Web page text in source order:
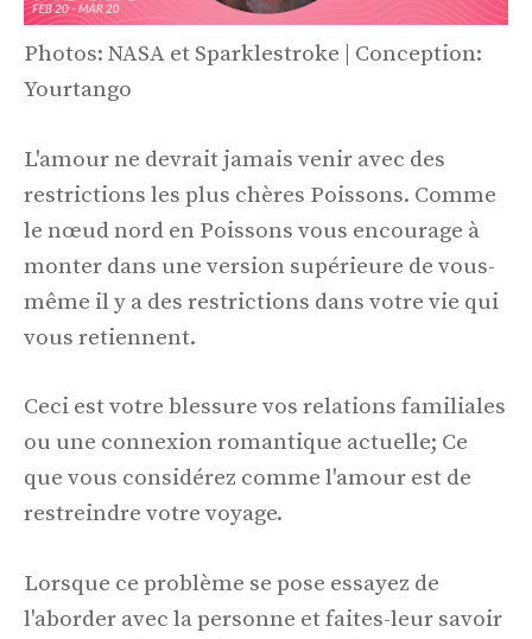
Photos: NASA et Sparklestroke | Conception:
Yourtango
L'amour ne devrait jamais venir avec des
restrictions les plus chères Poissons. Comme
le nœud nord en Poissons vous encourage à
monter dans une version supérieure de vous-
même il y a des restrictions dans votre vie qui
vous retiennent.
Ceci est votre blessure vos relations familiales
ou une connexion romantique actuelle; Ce
que vous considérez comme l'amour est de
restreindre votre voyage.
Lorsque ce problème se pose essayez de
l'aborder avec la personne et faites-leur savoir